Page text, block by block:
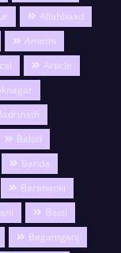
Allahbaad
Amethi
Article
Balod
Banda
Barabanki
Basti
Begamganj